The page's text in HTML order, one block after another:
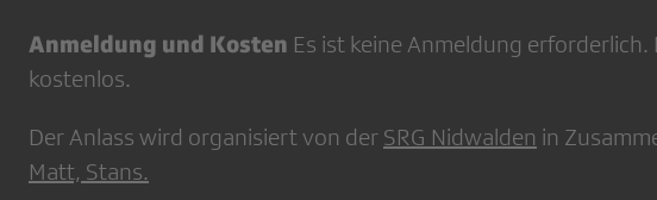
Anmeldung und Kosten Es ist keine Anmeldung
kostenlos.
Der Anlass wird organisiert von der SRG Nidwalden in
Matt, Stans.